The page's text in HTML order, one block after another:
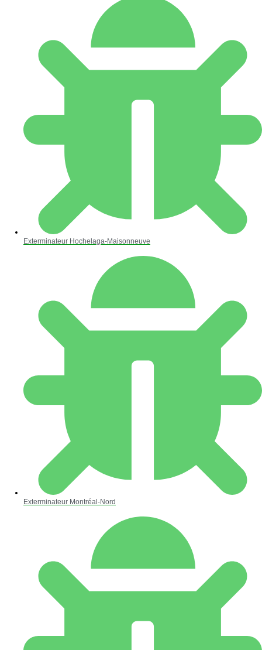
Exterminateur Hochelaga-Maisonneuve
Exterminateur Montréal-Nord